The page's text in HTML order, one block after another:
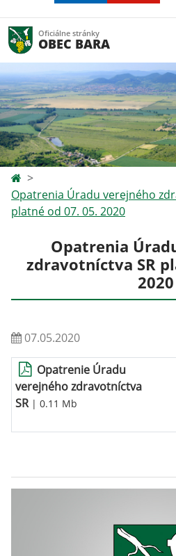
Oficiálne stránky
OBEC BARA
Opatrenia Úradu verejného
platné od 07. 05. 2020
Opatrenia
zdravotníctva SR
2020
07.05.2020
Opatrenie Úradu
verejného zdravotníctva
SR | 0.11 Mb